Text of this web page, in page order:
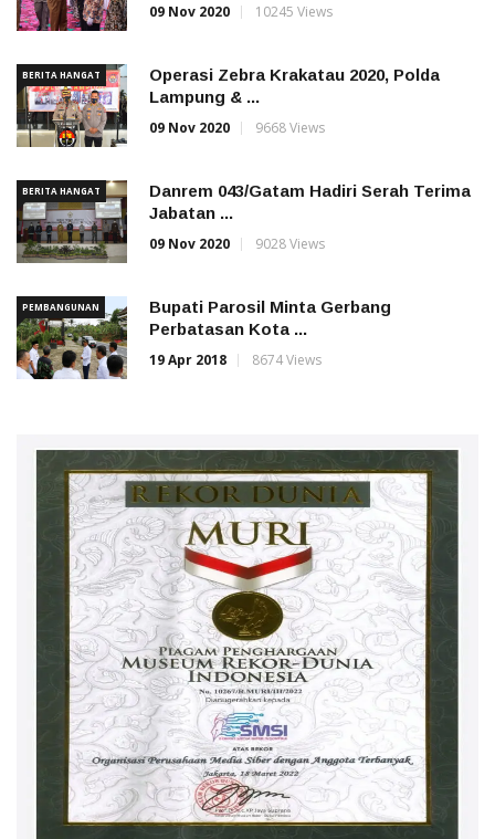
09 Nov 2020
10245 Views
BERITA HANGAT
Operasi Zebra Krakatau 2020, Polda
Lampung & ...
09 Nov 2020
9668 Views
BERITA HANGAT
Danrem 043/Gatam Hadiri Serah Terima
Jabatan ...
09 Nov 2020
9028 Views
PEMBANGUNAN
Bupati Parosil Minta Gerbang
Perbatasan Kota ...
19 Apr 2018
8674 Views